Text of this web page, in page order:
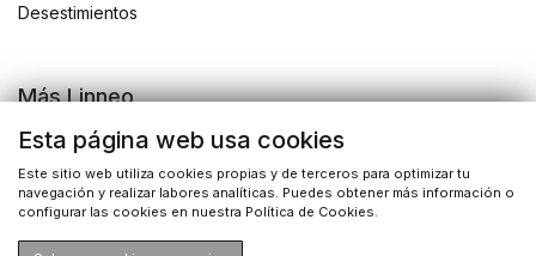
Desestimientos
Más Linneo
Blog
Actividades
Busqueda de libros
Esta página web usa cookies
Este sitio web utiliza cookies propias y de terceros para optimizar tu
navegación y realizar labores analíticas. Puedes obtener más información o
configurar las cookies en nuestra Política de Cookies.